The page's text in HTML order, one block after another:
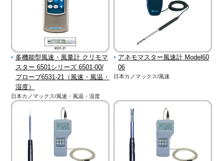
多機能型風速・風量計 クリモマ
スター 6501シリーズ 6501-00/
プローブ6531-21（風速・風温・
湿度）
日本カノマックス/風速・風温・湿度
アネモマスター風速計 Model60
06
日本カノマックス/風速